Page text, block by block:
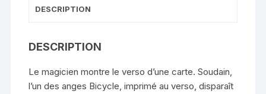
DESCRIPTION
DESCRIPTION
Le magicien montre le verso d’une carte. Soudain,
l’un des anges Bicycle, imprimé au verso, disparaît